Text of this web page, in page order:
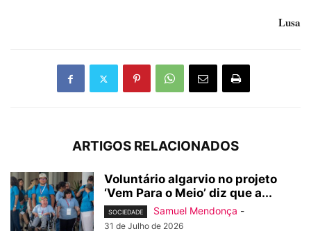
Lusa
ARTIGOS RELACIONADOS
Voluntário algarvio no projeto
‘Vem Para o Meio’ diz que a...
SOCIEDADE Samuel Mendonça -
31 de Julho de 2026